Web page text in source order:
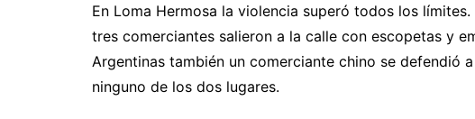
En Loma Hermosa la violencia superó todos los
tres comerciantes salieron a la calle con escopetas y
Argentinas también un comerciante chino se defendió
ninguno de los dos lugares.